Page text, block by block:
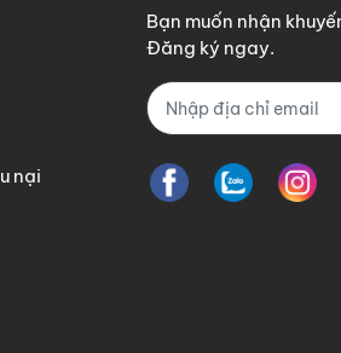
nại
Bạn muốn nhận
Đăng ký ngay.